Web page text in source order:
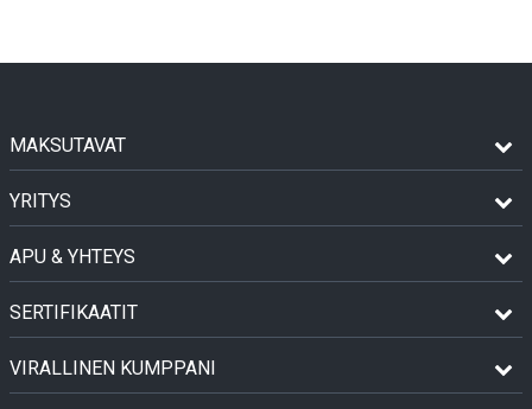
MAKSUTAVAT
YRITYS
APU & YHTEYS
SERTIFIKAATIT
VIRALLINEN KUMPPANI